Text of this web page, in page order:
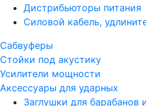
Дистрибьюторы питания
Силовой кабель,
Сабвуферы
Стойки под акустику
Усилители мощности
Аксессуары для ударных
Заглушки для барабанов